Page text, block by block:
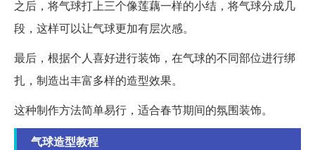
之后，将气球打上三个像莲藕一样的小结，将气球分成几
段，这样可以让气球更加有层次感。
最后，根据个人喜好进行装饰，在气球的不同部位进行绑
扎，制造出丰富多样的造型效果。
这种制作方法简单易行，适合春节期间的氛围装饰。
气球造型教程